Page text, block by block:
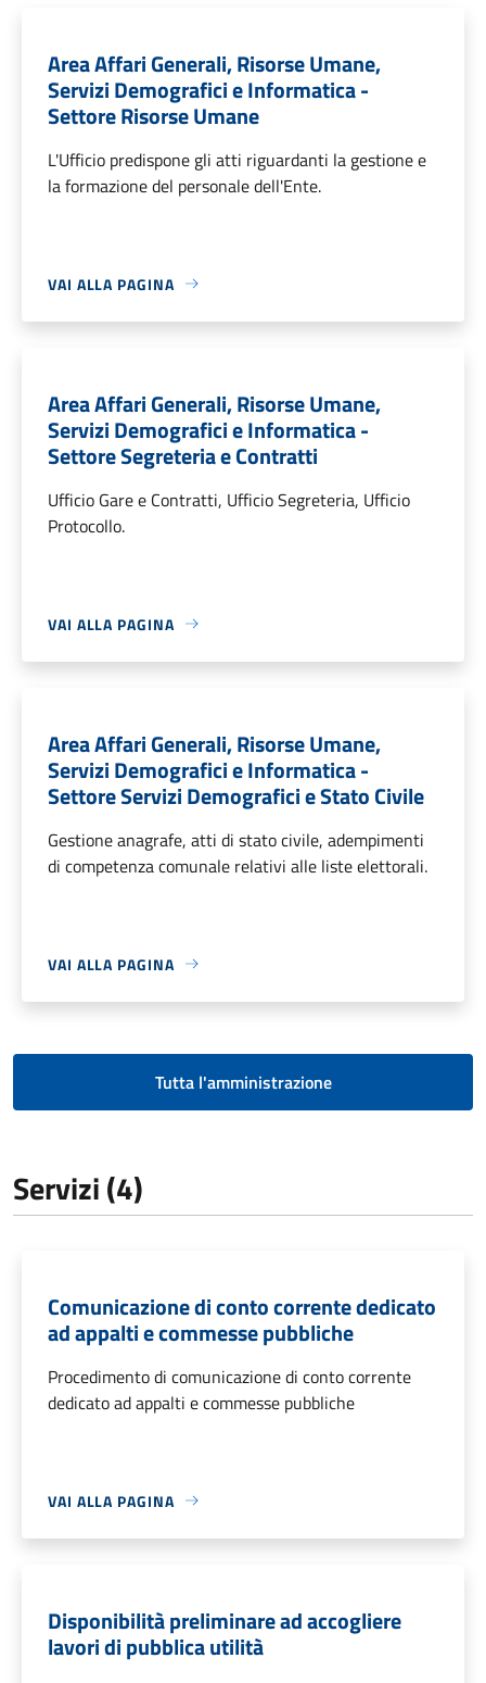
Area Affari Generali, Risorse Umane,
Servizi Demografici e Informatica -
Settore Risorse Umane
L'Ufficio predispone gli atti riguardanti la gestione e
la formazione del personale dell'Ente.
VAI ALLA PAGINA
Area Affari Generali, Risorse Umane,
Servizi Demografici e Informatica -
Settore Segreteria e Contratti
Ufficio Gare e Contratti, Ufficio Segreteria, Ufficio
Protocollo.
VAI ALLA PAGINA
Area Affari Generali, Risorse Umane,
Servizi Demografici e Informatica -
Settore Servizi Demografici e Stato Civile
Gestione anagrafe, atti di stato civile, adempimenti
di competenza comunale relativi alle liste elettorali.
VAI ALLA PAGINA
Tutta l'amministrazione
Servizi (4)
Comunicazione di conto corrente dedicato
ad appalti e commesse pubbliche
Procedimento di comunicazione di conto corrente
dedicato ad appalti e commesse pubbliche
VAI ALLA PAGINA
Disponibilità preliminare ad accogliere
lavori di pubblica utilità